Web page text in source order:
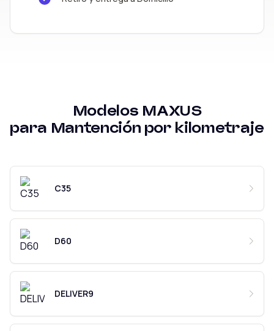
Modelos MAXUS
para Mantención por kilometraje
C35
D60
DELIVER9